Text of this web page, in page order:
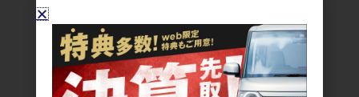
見積依頼などメールでのお問い合せはこちら
お問い合わせ